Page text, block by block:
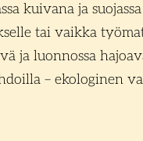
kuivana ja
tai vaikka
ja luonnossa
– ekologinen